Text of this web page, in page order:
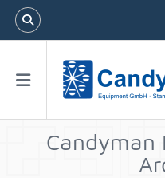
Candyman